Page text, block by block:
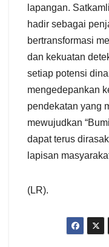
lapangan.
hadir sebagai
bertransformasi
dan kekuatan
setiap potensi
mengedepankan
pendekatan yang
mewujudkan
dapat terus
lapisan
(LR).